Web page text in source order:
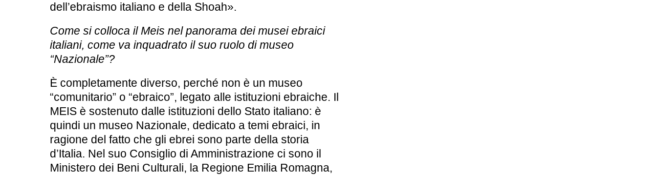
dell’ebraismo italiano e della Shoah».
Come si colloca il Meis nel panorama dei musei ebraici
italiani, come va inquadrato il suo ruolo di museo
“Nazionale”?
È completamente diverso, perché non è un museo
“comunitario” o “ebraico”, legato alle istituzioni ebraiche. Il
MEIS è sostenuto dalle istituzioni dello Stato italiano: è
quindi un museo Nazionale, dedicato a temi ebraici, in
ragione del fatto che gli ebrei sono parte della storia
d’Italia. Nel suo Consiglio di Amministrazione ci sono il
Ministero dei Beni Culturali, la Regione Emilia Romagna,